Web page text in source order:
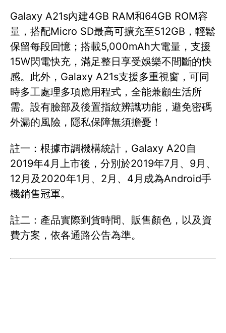
Galaxy A21s內建4GB RAM和64GB ROM容
量，搭配Micro SD最高可擴充至512GB，輕鬆
保留每段回憶；搭載5,000mAh大電量，支援
15W閃電快充，滿足整日享受娛樂不間斷的快
感。此外，Galaxy A21s支援多重視窗，可同
時多工處理多項應用程式，全能兼顧生活所
需。設有臉部及後置指紋辨識功能，避免密碼
外漏的風險，隱私保障無須擔憂！
註一：根據市調機構統計，Galaxy A20自
2019年4月上市後，分別於2019年7月、9月、
12月及2020年1月、2月、4月成為Android手
機銷售冠軍。
註二：產品實際到貨時間、販售顏色，以及資
費方案，依各通路公告為準。